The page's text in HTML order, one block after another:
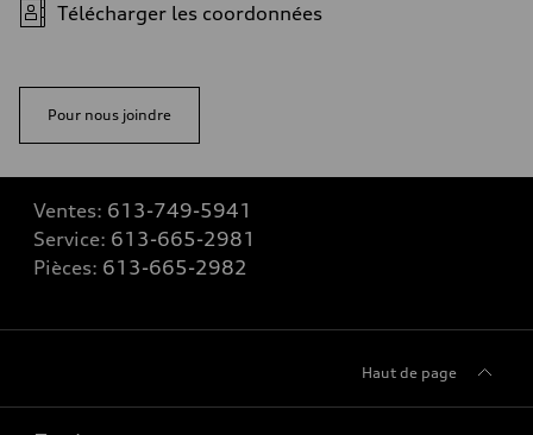
Télécharger les coordonnées
Pour nous joindre
Ventes: 613-749-5941
Service: 613-665-2981
Pièces: 613-665-2982
Haut de page